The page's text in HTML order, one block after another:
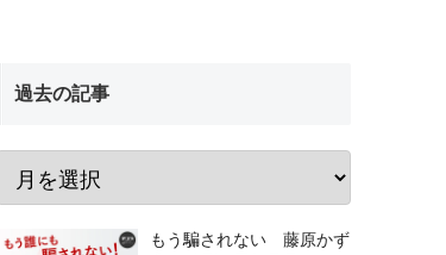
過去の記事
もう騙されない 藤原かず